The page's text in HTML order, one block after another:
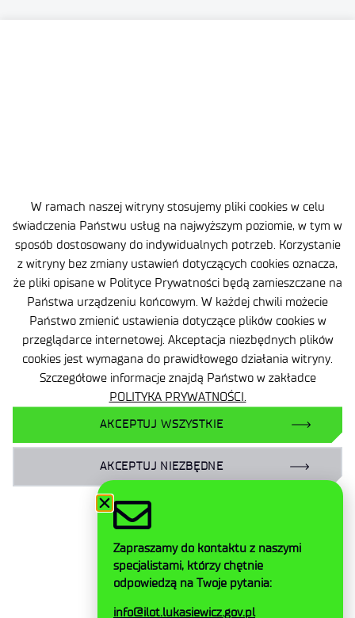
W ramach naszej witryny stosujemy pliki cookies w celu
świadczenia Państwu usług na najwyższym poziomie, w tym w
sposób dostosowany do indywidualnych potrzeb. Korzystanie
z witryny bez zmiany ustawień dotyczących cookies oznacza,
że pliki opisane w Polityce Prywatności będą zamieszczane na
Państwa urządzeniu końcowym. W każdej chwili możecie
Państwo zmienić ustawienia dotyczące plików cookies w
przeglądarce internetowej. Akceptacja niezbędnych plików
cookies jest wymagana do prawidłowego działania witryny.
Szczegółowe informacje znajdą Państwo w zakładce
POLITYKA PRYWATNOŚCI.
AKCEPTUJ WSZYSTKIE
AKCEPTUJ NIEZBĘDNE
Site map
Accessibility Declaration
Privacy Policy
Contact
General delivery conditions
Zapraszamy do kontaktu z naszymi
specjalistami, którzy chętnie
odpowiedzą na Twoje pytania:
info@ilot.lukasiewicz.gov.pl